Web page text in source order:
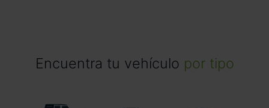
Encuentra tu vehículo por tipo